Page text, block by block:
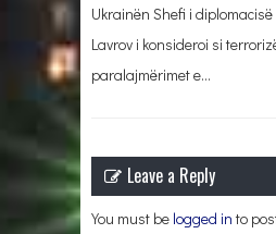
Ukrainën Shefi i
Lavrov i konsideroi si
paralajmërimet e…
Leave a Reply
You must be logged in to